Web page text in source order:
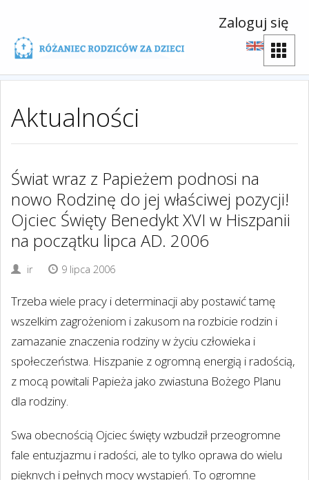
Zaloguj się
Aktualności
Świat wraz z Papieżem podnosi na
nowo Rodzinę do jej właściwej pozycji!
Ojciec Święty Benedykt XVI w Hiszpanii
na początku lipca AD. 2006
ir 9 lipca 2006
Trzeba wiele pracy i determinacji aby postawić tamę
wszelkim zagrożeniom i zakusom na rozbicie rodzin i
zamazanie znaczenia rodziny w życiu człowieka i
społeczeństwa. Hiszpanie z ogromną energią i radością,
z mocą powitali Papieża jako zwiastuna Bożego Planu
dla rodziny.
Swa obecnością Ojciec święty wzbudził przeogromne
fale entuzjazmu i radości, ale to tylko oprawa do wielu
pięknych i pełnych mocy wystąpień. To ogromne